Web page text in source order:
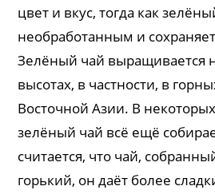
цвет и вкус, тогда как
необработанным и
Зелёный чай выращивается
высотах, в частности, в
Восточной Азии. В
зелёный чай всё ещё
считается, что чай,
горький, он даёт более